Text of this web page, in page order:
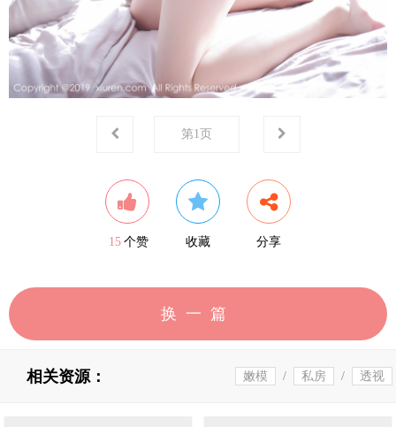
第1页
15 个赞 收藏 分享
换一篇
相关资源： 嫩模 / 私房 / 透视